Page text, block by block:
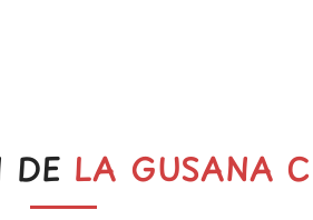
DE LA GUSANA